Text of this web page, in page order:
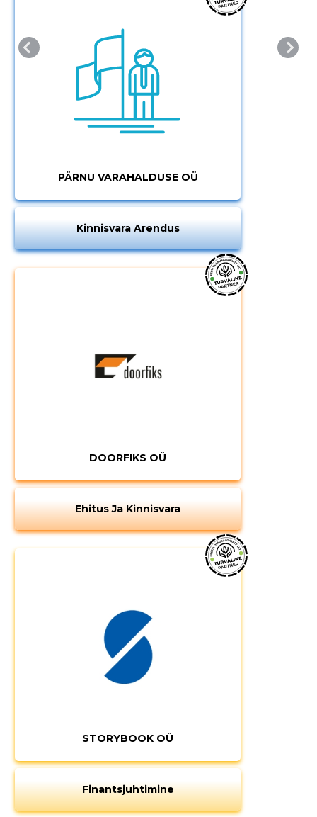
PÄRNU VARAHALDUSE OÜ
Kinnisvara Arendus
DOORFIKS OÜ
Ehitus Ja Kinnisvara
STORYBOOK OÜ
Finantsjuhtimine
Muuda pildi
kirjeldust
MUUDA